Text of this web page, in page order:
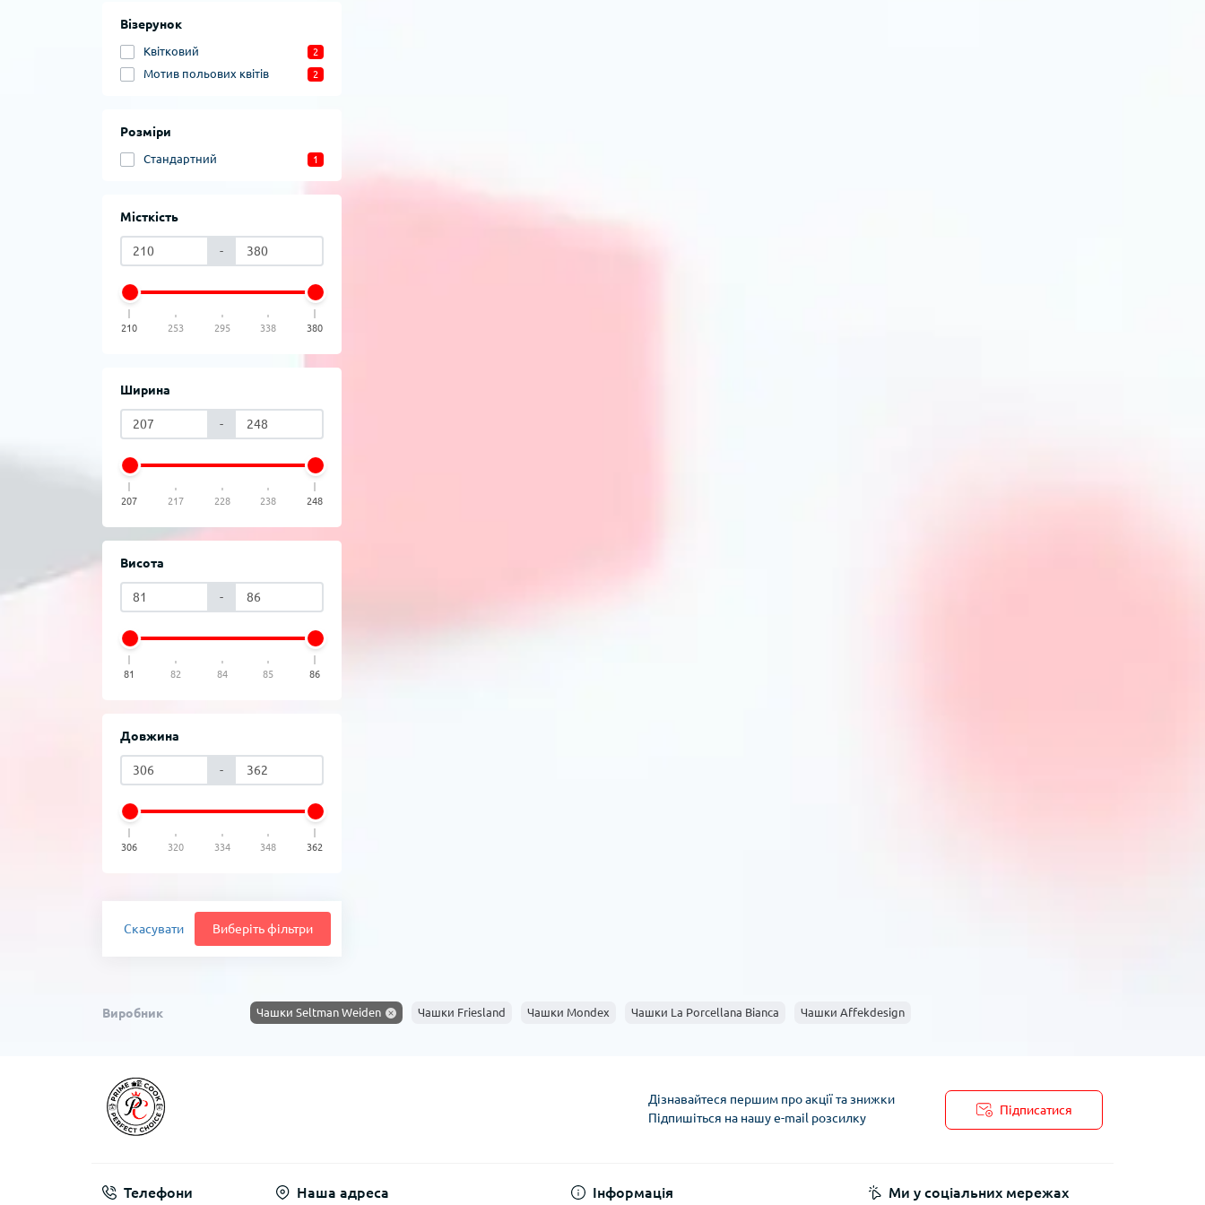
Візерунок
Квітковий 2
Мотив польових квітів 2
Розміри
Стандартний 1
Місткість
-
210 253 295 338 380
Ширина
-
207 217 228 238 248
Висота
-
81 82 84 85 86
Довжина
-
306 320 334 348 362
Скасувати Виберіть фільтри
Виробник Чашки Seltman Weiden Чашки Friesland Чашки Mondex Чашки La Porcellana Bianca Чашки Affekdesign
Дізнавайтеся першим про акції та знижки
Підпишіться на нашу e-mail розсилку
Підписатися
Телефони Наша адреса Інформація Ми у соціальних мережах